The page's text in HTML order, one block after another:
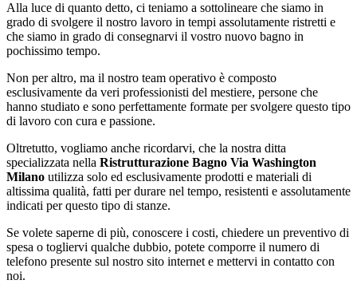
Alla luce di quanto detto, ci teniamo a sottolineare che siamo in
grado di svolgere il nostro lavoro in tempi assolutamente ristretti e
che siamo in grado di consegnarvi il vostro nuovo bagno in
pochissimo tempo.
Non per altro, ma il nostro team operativo è composto
esclusivamente da veri professionisti del mestiere, persone che
hanno studiato e sono perfettamente formate per svolgere questo tipo
di lavoro con cura e passione.
Oltretutto, vogliamo anche ricordarvi, che la nostra ditta
specializzata nella Ristrutturazione Bagno Via Washington
Milano utilizza solo ed esclusivamente prodotti e materiali di
altissima qualità, fatti per durare nel tempo, resistenti e assolutamente
indicati per questo tipo di stanze.
Se volete saperne di più, conoscere i costi, chiedere un preventivo di
spesa o togliervi qualche dubbio, potete comporre il numero di
telefono presente sul nostro sito internet e mettervi in contatto con
noi.